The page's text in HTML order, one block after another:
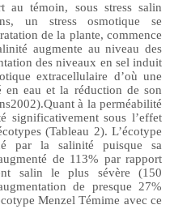
au témoin, sous stress salin
un stress osmotique se
de la plante, commence
augmente au niveau des
des niveaux en sel induit
extracellulaire d’où une
eau et la réduction de son
à la perméabilité
significativement sous l’effet
(Tableau 2). L’écotype
par la salinité puisque sa
de 113% par rapport
salin le plus sévère (150
de presque 27%
Menzel Témime avec ce